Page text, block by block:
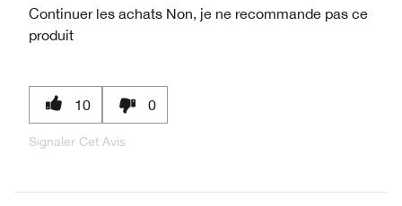
Continuer les achats Non, je ne recommande pas ce
produit
10 0
Signaler Cet Avis